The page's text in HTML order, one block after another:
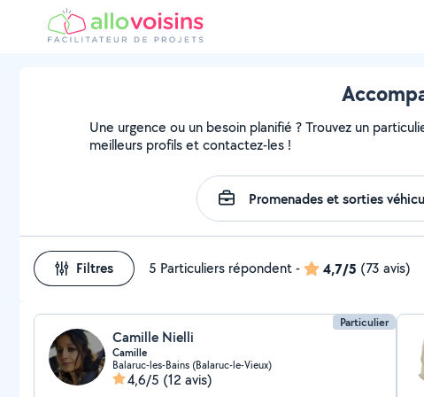
Une urgence ou un besoin planifié ? Trouvez un
meilleurs profils et contactez-les !
Filtres 5 Particuliers répondent- 4,7/5 (73 avis)
Particulier
Camille Nielli
Camille
Balaruc-les-Bains (Balaruc-le-Vieux)
4,6/5 (12 avis)